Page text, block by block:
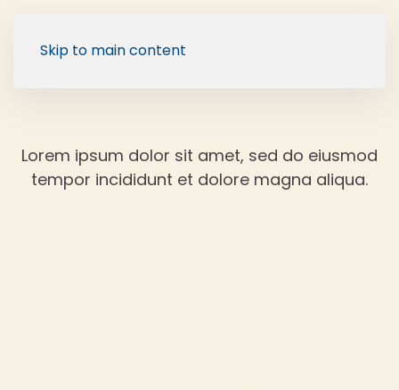
Skip to main content
Lorem ipsum dolor sit amet, sed do eiusmod
tempor incididunt et dolore magna aliqua.